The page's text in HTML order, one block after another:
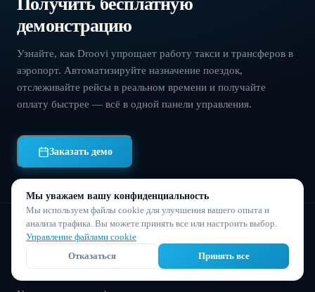
Получить бесплатную
демонстрацию
Узнайте, как Droovi упрощает работу такси и трансферов в
аэропорт. Автоматизируйте назначение поездок,
отслеживайте рейсы в реальном времени и получайте
оплату быстрее — всё в одной панели управления.
Заказать демо
Мы уважаем вашу конфиденциальность
Мы используем файлы cookie для улучшения вашего опыта и
анализа трафика. Вы можете принять все или настроить выбор.
Управление файлами cookie
Отказаться
Принять все